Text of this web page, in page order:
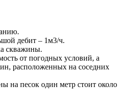
дебит – 1м3/ч.
скважины.
от погодных условий, а
расположенных на соседних
на песок один метр стоит около